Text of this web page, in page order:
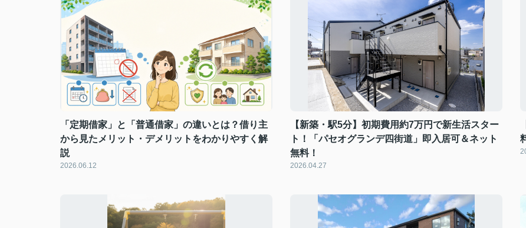
「定期借家」と「普通借家」の違いとは？借り主
から見たメリット・デメリットをわかりやすく解
説
2026.06.12
【新築・駅5分】初期費用約7万円で新生活スター
ト！「パセオグランデ四街道」即入居可＆ネット
無料！
2026.04.27